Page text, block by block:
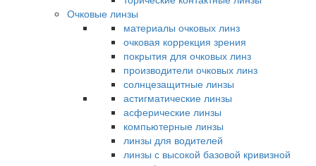
Очковые линзы
материалы очковых линз
очковая коррекция зрения
покрытия для очковых линз
производители очковых линз
солнцезащитные линзы
астигматические линзы
асферические линзы
компьютерные линзы
линзы для водителей
линзы с высокой базовой кривизной